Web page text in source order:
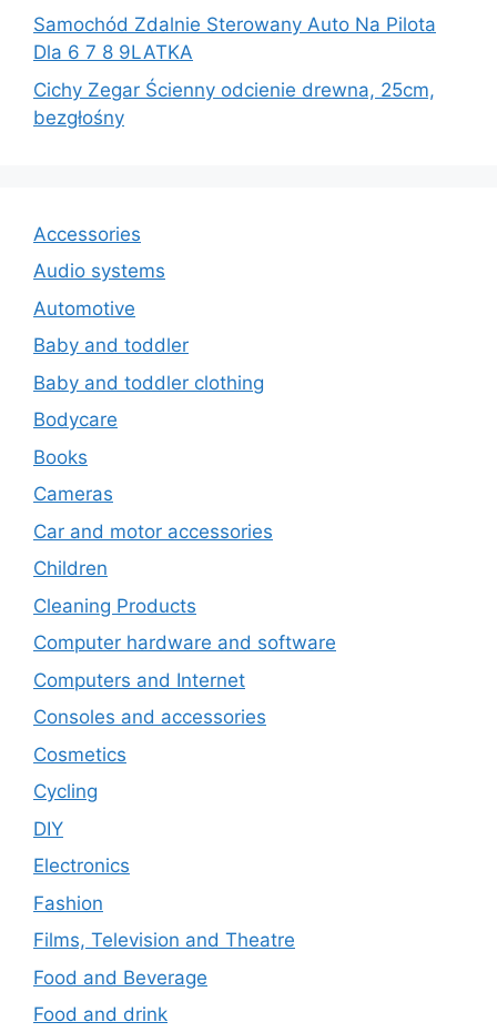
Samochód Zdalnie Sterowany Auto Na Pilota
Dla 6 7 8 9LATKA
Cichy Zegar Ścienny odcienie drewna, 25cm,
bezgłośny
Accessories
Audio systems
Automotive
Baby and toddler
Baby and toddler clothing
Bodycare
Books
Cameras
Car and motor accessories
Children
Cleaning Products
Computer hardware and software
Computers and Internet
Consoles and accessories
Cosmetics
Cycling
DIY
Electronics
Fashion
Films, Television and Theatre
Food and Beverage
Food and drink